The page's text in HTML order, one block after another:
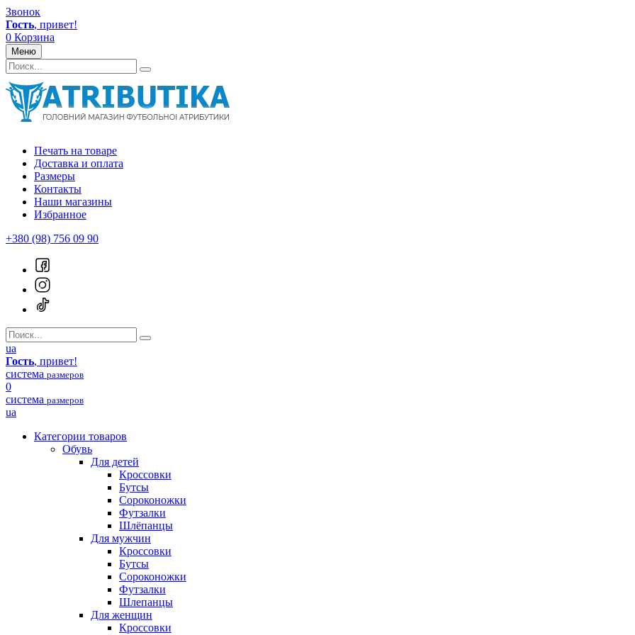
Звонок
Гость, привет!
0 Корзина
Меню
Печать на товаре
Доставка и оплата
Размеры
Контакты
Наши магазины
Избранное
+380 (98) 756 09 90
ua
Гость, привет!
система размеров
0
система размеров
ua
Категории товаров
Обувь
Для детей
Кроссовки
Бутсы
Сороконожки
Футзалки
Шлёпанцы
Для мужчин
Кроссовки
Бутсы
Сороконожки
Футзалки
Шлепанцы
Для женщин
Кроссовки